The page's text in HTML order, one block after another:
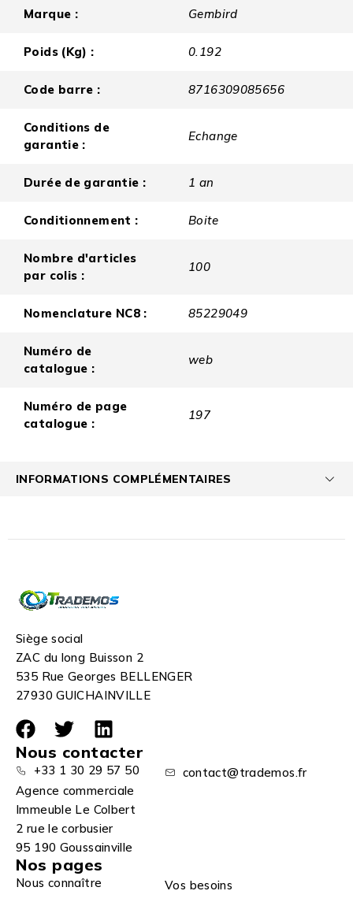
Marque : Gembird
Poids (Kg) : 0.192
Code barre : 8716309085656
Conditions de
garantie :
Echange
Durée de garantie : 1 an
Conditionnement : Boite
Nombre d'articles
par colis :
100
Nomenclature NC8 : 85229049
Numéro de
catalogue :
web
Numéro de page
catalogue :
197
INFORMATIONS COMPLÉMENTAIRES
Siège social
ZAC du long Buisson 2
535 Rue Georges BELLENGER
27930 GUICHAINVILLE
Nous contacter
+33 1 30 29 57 50
contact@trademos.fr
Agence commerciale
Immeuble Le Colbert
2 rue le corbusier
95 190 Goussainville
Nos pages
Nous connaître
Vos besoins